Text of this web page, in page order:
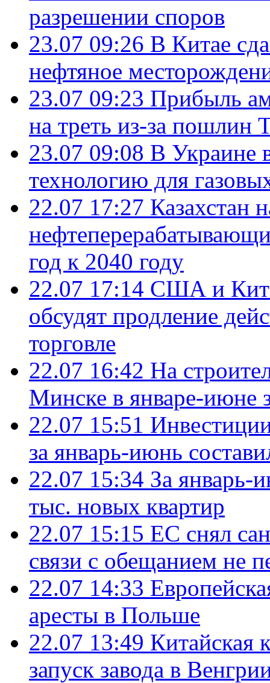
разрешении споров
23.07 09:26 В Китае
нефтяное
23.07 09:23 Прибыль
на треть из-за пошлин
23.07 09:08 В Украине
технологию для
22.07 17:27 Казахстан
год к 2040 году
22.07 17:14 США и
обсудят продление
торговле
22.07 16:42 На
Минске в январе-июне
22.07 15:51
за январь-июнь
22.07 15:34 За январь-
тыс. новых квартир
22.07 15:15 ЕС снял
связи с обещанием не
22.07 14:33
аресты в Польше
22.07 13:49 Китайская
запуск завода в